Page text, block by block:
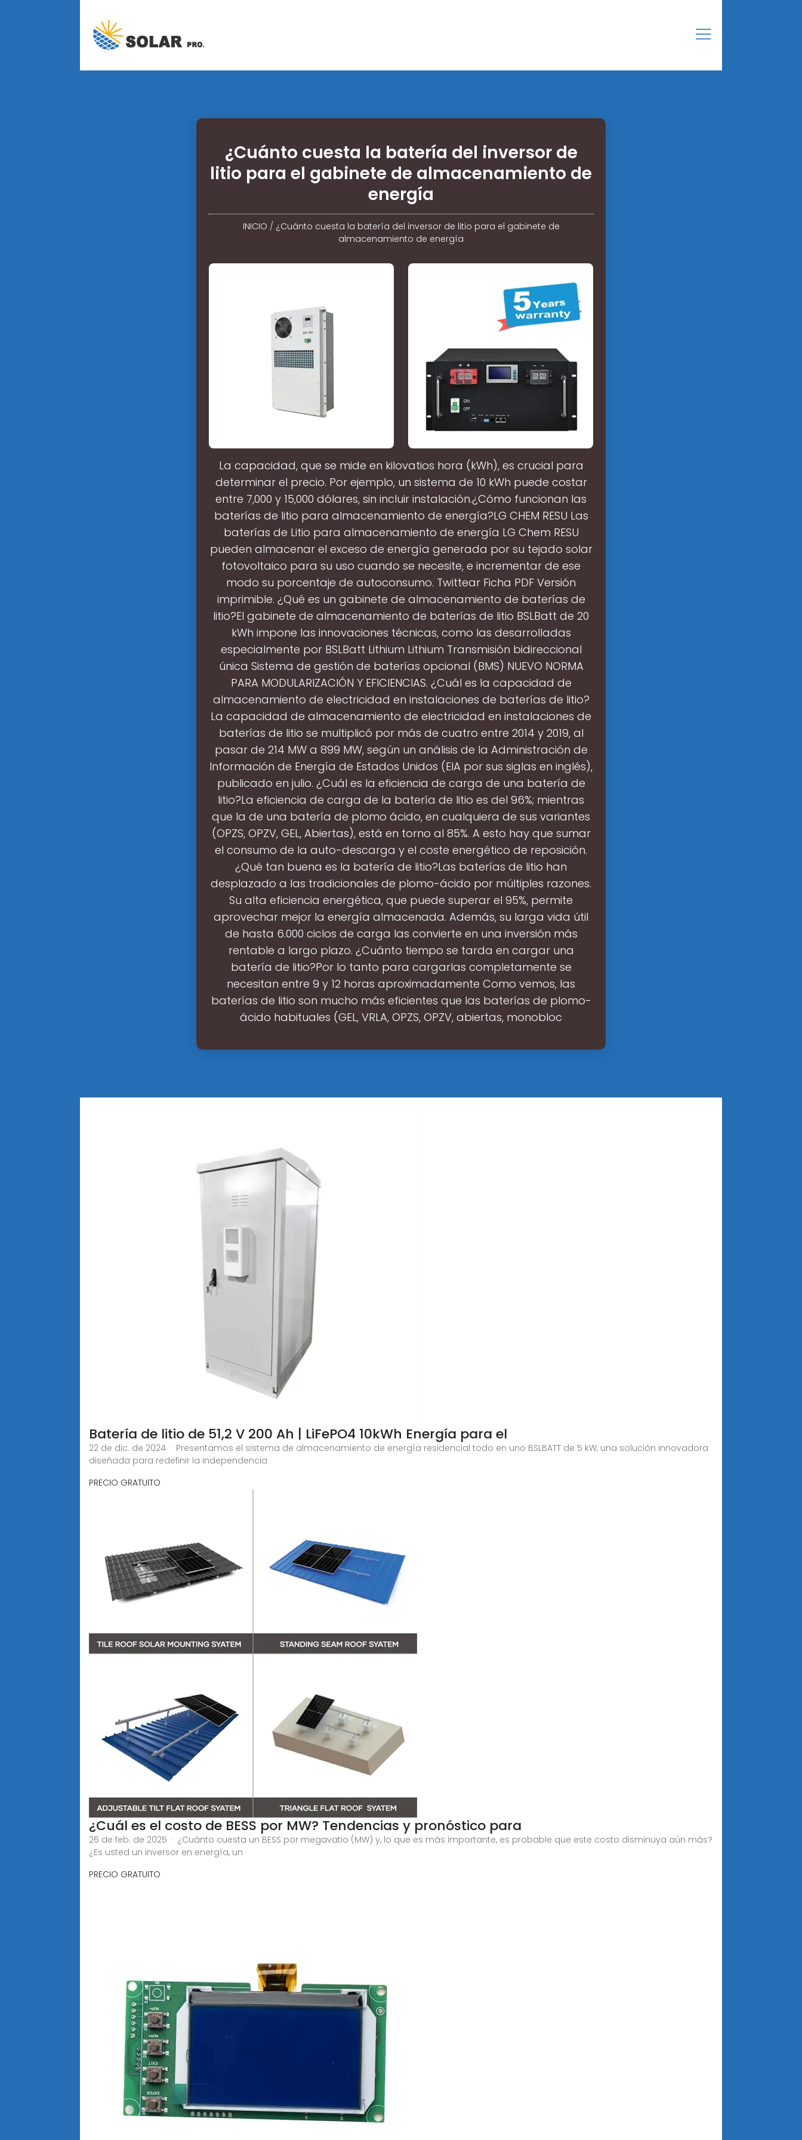
¿Cuánto cuesta la batería del inversor de
litio para el gabinete de almacenamiento de
energía
INICIO / ¿Cuánto cuesta la batería del inversor de litio para el gabinete de
almacenamiento de energía
La capacidad, que se mide en kilovatios hora (kWh), es crucial para
determinar el precio. Por ejemplo, un sistema de 10 kWh puede costar
entre 7,000 y 15,000 dólares, sin incluir instalación.¿Cómo funcionan las
baterías de litio para almacenamiento de energía?LG CHEM RESU Las
baterías de Litio para almacenamiento de energía LG Chem RESU
pueden almacenar el exceso de energía generada por su tejado solar
fotovoltaico para su uso cuando se necesite, e incrementar de ese
modo su porcentaje de autoconsumo. Twittear Ficha PDF Versión
imprimible. ¿Qué es un gabinete de almacenamiento de baterías de
litio?El gabinete de almacenamiento de baterías de litio BSLBatt de 20
kWh impone las innovaciones técnicas, como las desarrolladas
especialmente por BSLBatt Lithium Lithium Transmisión bidireccional
única Sistema de gestión de baterías opcional (BMS) NUEVO NORMA
PARA MODULARIZACIÓN Y EFICIENCIAS. ¿Cuál es la capacidad de
almacenamiento de electricidad en instalaciones de baterías de litio?
La capacidad de almacenamiento de electricidad en instalaciones de
baterías de litio se multiplicó por más de cuatro entre 2014 y 2019, al
pasar de 214 MW a 899 MW, según un análisis de la Administración de
Información de Energía de Estados Unidos (EIA por sus siglas en inglés),
publicado en julio. ¿Cuál es la eficiencia de carga de una batería de
litio?La eficiencia de carga de la batería de litio es del 96%; mientras
que la de una batería de plomo ácido, en cualquiera de sus variantes
(OPZS, OPZV, GEL, Abiertas), está en torno al 85%. A esto hay que sumar
el consumo de la auto-descarga y el coste energético de reposición.
¿Qué tan buena es la batería de litio?Las baterías de litio han
desplazado a las tradicionales de plomo-ácido por múltiples razones.
Su alta eficiencia energética, que puede superar el 95%, permite
aprovechar mejor la energía almacenada. Además, su larga vida útil
de hasta 6.000 ciclos de carga las convierte en una inversión más
rentable a largo plazo. ¿Cuánto tiempo se tarda en cargar una
batería de litio?Por lo tanto para cargarlas completamente se
necesitan entre 9 y 12 horas aproximadamente Como vemos, las
baterías de litio son mucho más eficientes que las baterías de plomo-
ácido habituales (GEL, VRLA, OPZS, OPZV, abiertas, monobloc
Batería de litio de 51,2 V 200 Ah | LiFePO4 10kWh Energía para el
22 de dic. de 2024 · Presentamos el sistema de almacenamiento de energía residencial todo en uno BSLBATT de 5 kW, una solución innovadora
diseñada para redefinir la independencia
PRECIO GRATUITO
¿Cuál es el costo de BESS por MW? Tendencias y pronóstico para
26 de feb. de 2025 · ¿Cuánto cuesta un BESS por megavatio (MW) y, lo que es más importante, es probable que este costo disminuya aún más?
¿Es usted un inversor en energía, un
PRECIO GRATUITO